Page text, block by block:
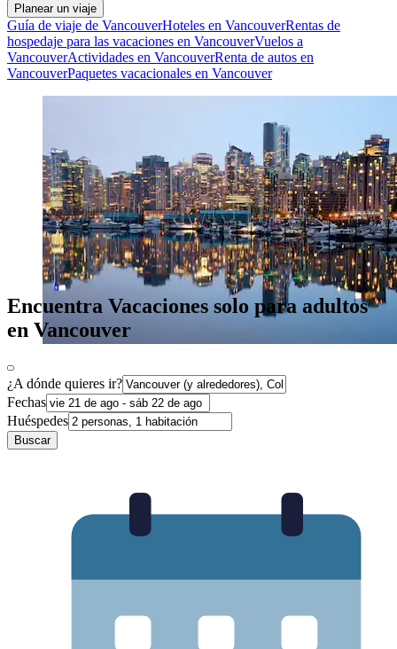
Planear un viaje
Guía de viaje de VancouverHoteles en VancouverRentas de
hospedaje para las vacaciones en VancouverVuelos a
VancouverActividades en VancouverRenta de autos en
VancouverPaquetes vacacionales en Vancouver
Encuentra Vacaciones solo para adultos
en Vancouver
¿A dónde quieres ir?
Fechas
Huéspedes
Buscar